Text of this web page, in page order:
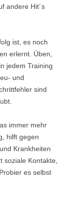
andere Hit´s
ist, es noch
erlernt. Üben,
jedem Training
und
sind
immer mehr
hilft gegen
Krankheiten
Kontakte,
es selbst